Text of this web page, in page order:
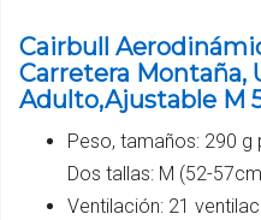
Cairbull
Carretera Montaña,
Adulto,Ajustable M
Peso, tamaños: 290 g
Dos tallas: M (52-
Ventilación: 21